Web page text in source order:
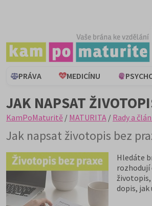
PRÁVA MEDICÍNU
JAK NAPSAT
KamPoMaturitě / MATURITA / Rady a
Jak napsat životopis bez
Hledáte
rozhodují
životopis,
dopis, jak